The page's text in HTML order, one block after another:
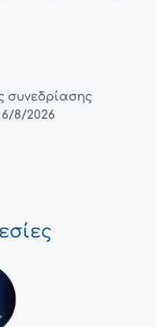
συνεδρίασης
8/2026